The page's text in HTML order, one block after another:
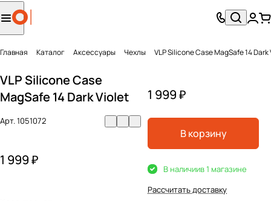
Главная Каталог Аксесcуары Чехлы VLP Silicone Case MagSafe 14
VLP Silicone Case
MagSafe 14 Dark Violet
Арт.1051072
1 999 ₽
1 999 ₽
В корзину
В наличиив 1 магазине
Рассчитать доставку